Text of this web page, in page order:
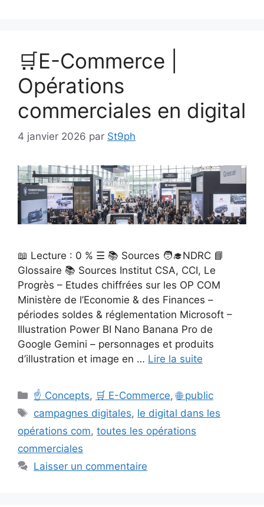
🛒E-Commerce |
Opérations
commerciales en digital
4 janvier 2026 par St9ph
📖 Lecture : 0 % ☰ 📚 Sources 🧑‍🎓NDRC 📘
Glossaire 📚 Sources Institut CSA, CCI, Le
Progrès – Etudes chiffrées sur les OP COM
Ministère de l’Economie & des Finances –
périodes soldes & réglementation Microsoft –
Illustration Power BI Nano Banana Pro de
Google Gemini – personnages et produits
d’illustration et image en … Lire la suite
Catégories
☝️ Concepts, 🛒 E-Commerce,🌐 public
Étiquettes
campagnes digitales, le digital dans les
opérations com, toutes les opérations
commerciales
Laisser un commentaire